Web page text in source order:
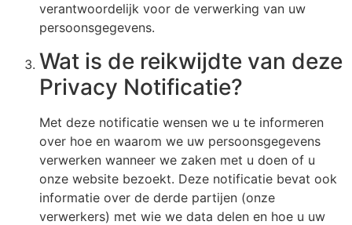
verantwoordelijk voor de verwerking van uw
persoonsgegevens.
Wat is de reikwijdte van deze
Privacy Notificatie?
Met deze notificatie wensen we u te informeren
over hoe en waarom we uw persoonsgegevens
verwerken wanneer we zaken met u doen of u
onze website bezoekt. Deze notificatie bevat ook
informatie over de derde partijen (onze
verwerkers) met wie we data delen en hoe u uw